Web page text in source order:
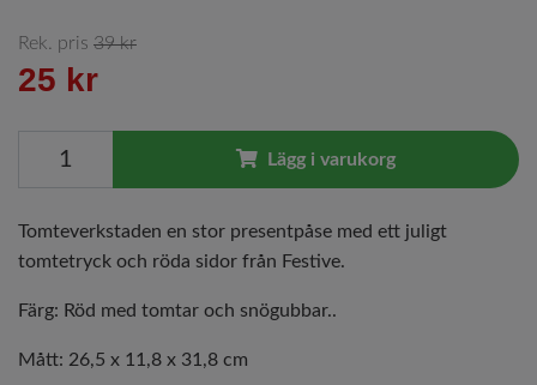
Rek. pris 39 kr
25 kr
Lägg i varukorg
Tomteverkstaden en stor presentpåse med ett juligt
tomtetryck och röda sidor från Festive.
Färg: Röd med tomtar och snögubbar..
Mått: 26,5 x 11,8 x 31,8 cm